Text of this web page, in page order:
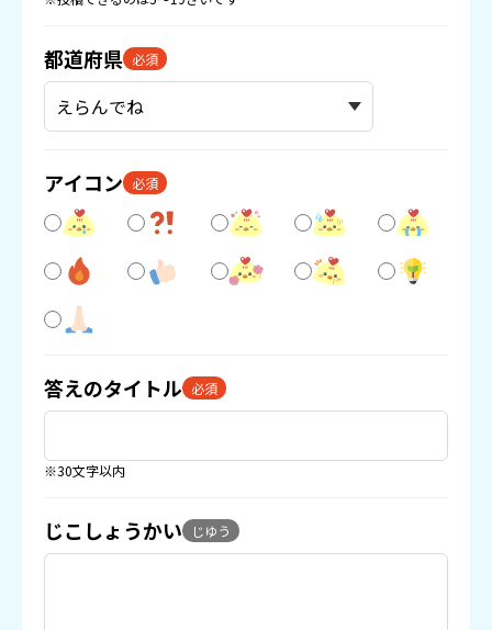
都道府県 必須
アイコン 必須
答えのタイトル 必須
※30文字以内
じこしょうかい じゆう